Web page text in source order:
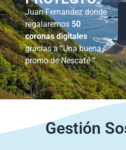
Juan Fernandez donde
regalaremos 50
coronas digitales
gracias a “Una buena
promo de Nescafé “
Gestión